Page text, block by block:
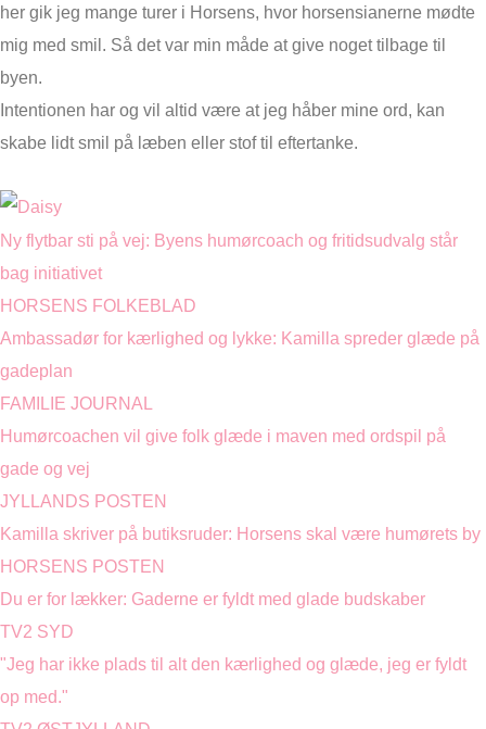
her gik jeg mange turer i Horsens, hvor horsensianerne mødte
mig med smil. Så det var min måde at give noget tilbage til
byen.
Intentionen har og vil altid være at jeg håber mine ord, kan
skabe lidt smil på læben eller stof til eftertanke.
Ny flytbar sti på vej: Byens humørcoach og fritidsudvalg står
bag initiativet
HORSENS FOLKEBLAD
Ambassadør for kærlighed og lykke: Kamilla spreder glæde på
gadeplan
FAMILIE JOURNAL
Humørcoachen vil give folk glæde i maven med ordspil på
gade og vej
JYLLANDS POSTEN
Kamilla skriver på butiksruder: Horsens skal være humørets by
HORSENS POSTEN
Du er for lækker: Gaderne er fyldt med glade budskaber
TV2 SYD
"Jeg har ikke plads til alt den kærlighed og glæde, jeg er fyldt
op med."